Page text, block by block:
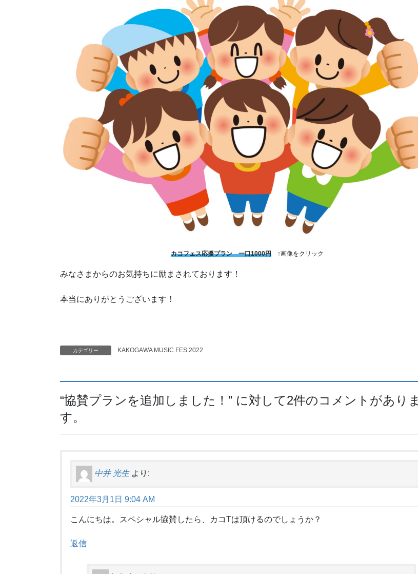
カコフェス応援プラン 一口1000円 ↑画像をクリック
みなさまからのお気持ちに励まされております！
本当にありがとうございます！
カテゴリー KAKOGAWA MUSIC FES 2022
“協賛プランを追加しました！ ” に対して2件のコメントがありま
す。
中井 光生 より:
2022年3月1日 9:04 AM
こんにちは。スペシャル協賛したら、カコTは頂けるのでしょうか？
返信